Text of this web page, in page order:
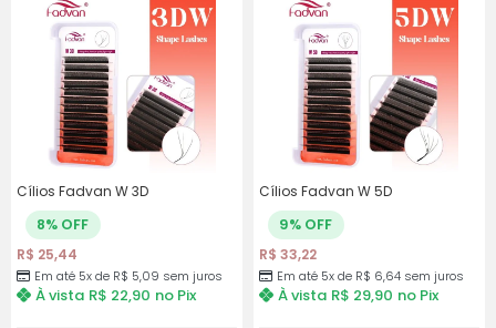
5x de 7,31sem
juros
R$ 36,55
6x de R$6,72com
juros
R$40,32
7x deR$5,82 R$40,74
8x deR$5,15com
juros
R$41,20
Cílios Fadvan W 3D
8% OFF
R$ 25,44
Em até 5x de R$ 5,09 sem juros
À vista R$ 22,90 no Pix
Cílios Fadvan W 5D
9% OFF
R$ 33,22
Em até 5x de R$ 6,64 sem juros
À vista R$ 29,90 no Pix